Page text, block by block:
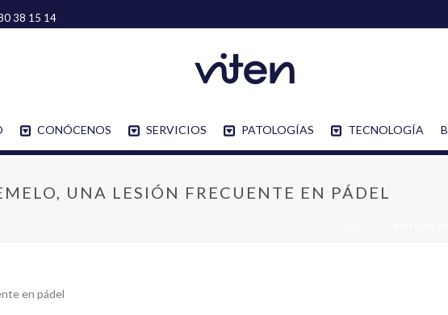
38 15 14
CONÓCENOS SERVICIOS PATOLOGÍAS TECNOLOGÍA
UNA LESIÓN FRECUENTE EN PÁDEL